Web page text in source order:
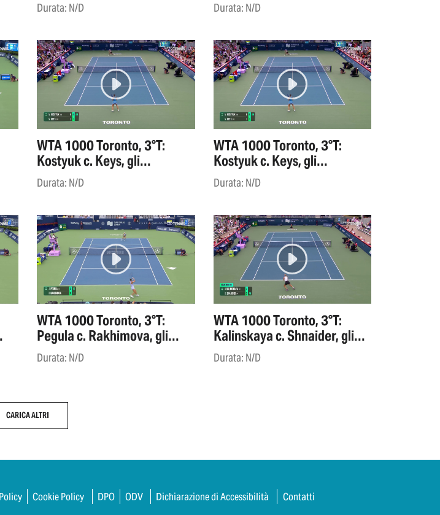
Durata: N/D Durata: N/D
WTA 1000 Toronto, 3°T:
Kostyuk c. Keys, gli
highlights
Durata: N/D
WTA 1000 Toronto, 3°T:
Kostyuk c. Keys, gli
highlights
Durata: N/D
WTA 1000 Toronto, 3°T:
Pegula c. Rakhimova, gli
highlights
Durata: N/D
WTA 1000 Toronto, 3°T:
Kalinskaya c. Shnaider, gli
highlights
Durata: N/D
CARICA ALTRI
Cookie Policy DPO ODV Dichiarazione di Accessibilità Contatti